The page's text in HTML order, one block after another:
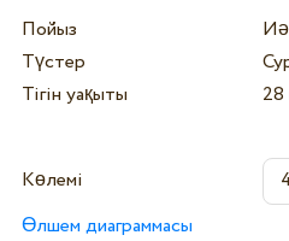
Пойыз
Иә
Түстер
Тігін уақыты
28
Көлемі
Өлшем диаграммасы